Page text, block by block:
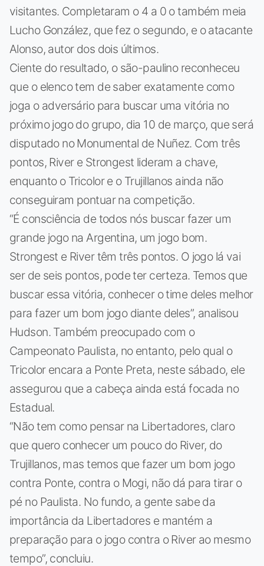
visitantes. Completaram o 4 a 0 o também meia
Lucho González, que fez o segundo, e o atacante
Alonso, autor dos dois últimos.
Ciente do resultado, o são-paulino reconheceu
que o elenco tem de saber exatamente como
joga o adversário para buscar uma vitória no
próximo jogo do grupo, dia 10 de março, que será
disputado no Monumental de Nuñez. Com três
pontos, River e Strongest lideram a chave,
enquanto o Tricolor e o Trujillanos ainda não
conseguiram pontuar na competição.
“É consciência de todos nós buscar fazer um
grande jogo na Argentina, um jogo bom.
Strongest e River têm três pontos. O jogo lá vai
ser de seis pontos, pode ter certeza. Temos que
buscar essa vitória, conhecer o time deles melhor
para fazer um bom jogo diante deles”, analisou
Hudson. Também preocupado com o
Campeonato Paulista, no entanto, pelo qual o
Tricolor encara a Ponte Preta, neste sábado, ele
assegurou que a cabeça ainda está focada no
Estadual.
“Não tem como pensar na Libertadores, claro
que quero conhecer um pouco do River, do
Trujillanos, mas temos que fazer um bom jogo
contra Ponte, contra o Mogi, não dá para tirar o
pé no Paulista. No fundo, a gente sabe da
importância da Libertadores e mantém a
preparação para o jogo contra o River ao mesmo
tempo”, concluiu.